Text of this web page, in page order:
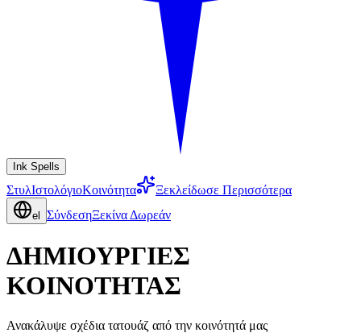
Ink Spells
ΣτυλΙστολόγιοΚοινότητα Ξεκλείδωσε Περισσότερα
el ΣύνδεσηΞεκίνα Δωρεάν
ΔΗΜΙΟΥΡΓΙΕΣ
ΚΟΙΝΟΤΗΤΑΣ
Ανακάλυψε σχέδια τατουάζ από την κοινότητά μας